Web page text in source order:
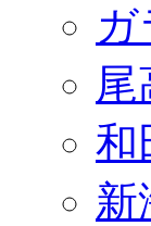
和
新